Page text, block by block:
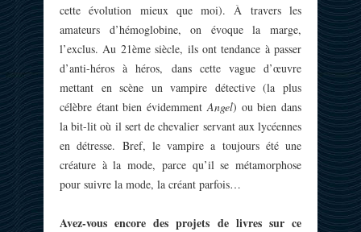
cette évolution mieux que moi). À travers les
amateurs d’hémoglobine, on évoque la marge,
l’exclus. Au 21ème siècle, ils ont tendance à passer
d’anti-héros à héros, dans cette vague d’œuvre
mettant en scène un vampire détective (la plus
célèbre étant bien évidemmentAngel) ou bien dans
la bit-lit où il sert de chevalier servant aux lycéennes
en détresse. Bref, le vampire a toujours été une
créature à la mode, parce qu’il se métamorphose
pour suivre la mode, la créant parfois…
Avez-vous encore des projets de livres sur ce